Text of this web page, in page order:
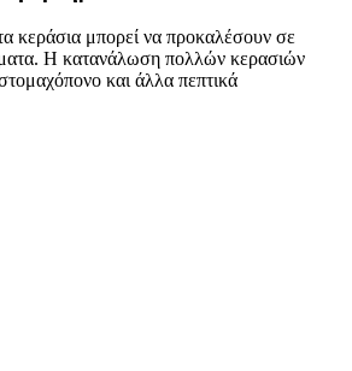
κεράσια μπορεί να προκαλέσουν σε
Η κατανάλωση πολλών κερασιών
και άλλα πεπτικά